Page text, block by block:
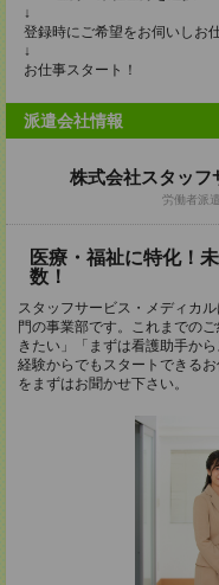
↓
登録時にご希望をお伺いしお
↓
お仕事スタート！
派遣会社情報
株式会社スタッ
労働者派
医療・福祉に特化！
数！
スタッフサービス・メディカ
門の事業部です。これまでの
きたい」「まずは看護助手か
経験からでもスタートできる
をまずはお聞かせ下さい。